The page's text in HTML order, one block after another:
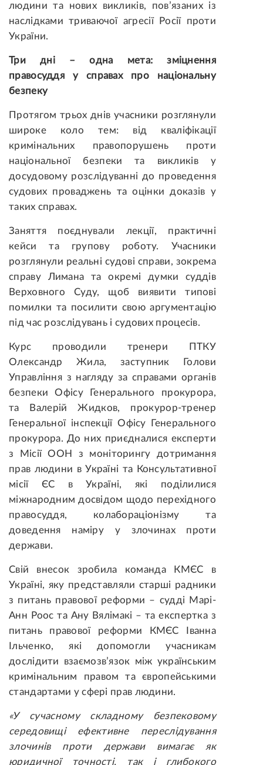
людини та нових викликів, пов’язаних із
наслідками триваючої агресії Росії проти
України.
Три дні – одна мета: зміцнення
правосуддя у справах про національну
безпеку
Протягом трьох днів учасники розглянули
широке коло тем: від кваліфікації
кримінальних правопорушень проти
національної безпеки та викликів у
досудовому розслідуванні до проведення
судових проваджень та оцінки доказів у
таких справах.
Заняття поєднували лекції, практичні
кейси та групову роботу. Учасники
розглянули реальні судові справи, зокрема
справу Лимана та окремі думки суддів
Верховного Суду, щоб виявити типові
помилки та посилити свою аргументацію
під час розслідувань і судових процесів.
Курс проводили тренери ПТКУ
Олександр Жила, заступник Голови
Управління з нагляду за справами органів
безпеки Офісу Генерального прокурора,
та Валерій Жидков, прокурор-тренер
Генеральної інспекції Офісу Генерального
прокурора. До них приєдналися експерти
з Місії ООН з моніторингу дотримання
прав людини в Україні та Консультативної
місії ЄС в Україні, які поділилися
міжнародним досвідом щодо перехідного
правосуддя, колабораціонізму та
доведення наміру у злочинах проти
держави.
Свій внесок зробила команда КМЄС в
Україні, яку представляли старші радники
з питань правової реформи – судді Марі-
Анн Роос та Ану Вялімакі – та експертка з
питань правової реформи КМЄС Іванна
Ільченко, які допомогли учасникам
дослідити взаємозв’язок між українським
кримінальним правом та європейськими
стандартами у сфері прав людини.
«У сучасному складному безпековому
середовищі ефективне переслідування
злочинів проти держави вимагає як
юридичної точності, так і глибокого